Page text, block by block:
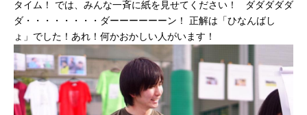
タイム！ では、みんな一斉に紙を見せてください！ ダダダダダ
ダ・・・・・・・・ダーーーーーーン！ 正解は「ひなんばし
ょ」でした！あれ！何かおかしい人がいます！